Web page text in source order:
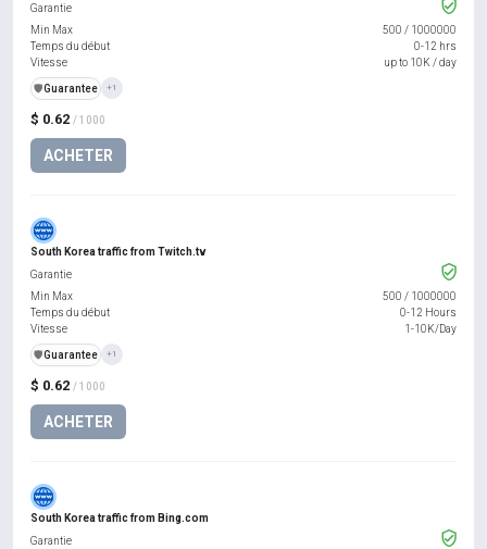
$ 0.62 / 1000
ACHETER
Garantie
Min Max
500 / 1000000
Temps du début
0-12 hrs
Vitesse
up to 10K / day
️🛡️Guarantee +1
South Korea traffic from Twitch.tv
$ 0.62 / 1000
ACHETER
Garantie
Min Max
500 / 1000000
Temps du début
0-12 Hours
Vitesse
1-10K/Day
️🛡️Guarantee +1
South Korea traffic from Bing.com
Garantie